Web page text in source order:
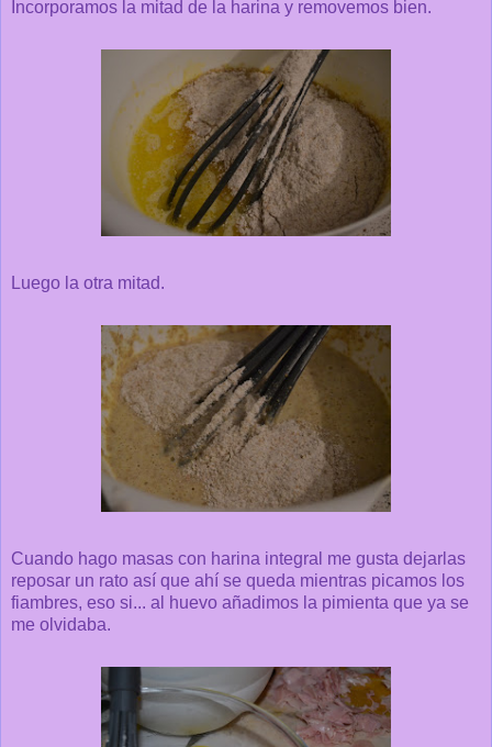
Incorporamos la mitad de la harina y removemos bien.
Luego la otra mitad.
Cuando hago masas con harina integral me gusta dejarlas
reposar un rato así que ahí se queda mientras picamos los
fiambres, eso si... al huevo añadimos la pimienta que ya se
me olvidaba.